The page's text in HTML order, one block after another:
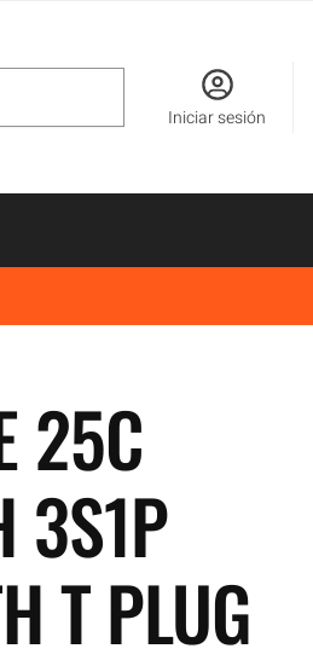
Iniciar sesión
25C
3S1P
T PLUG